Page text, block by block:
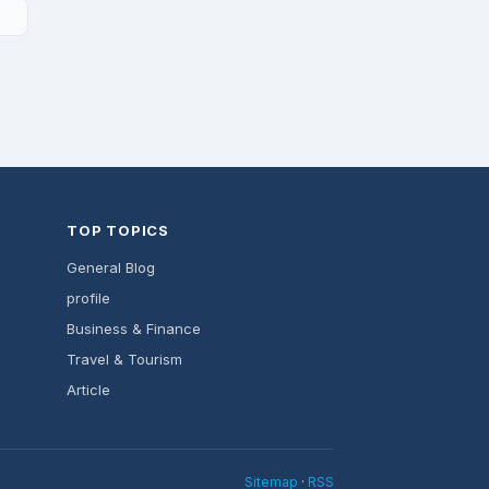
TOP TOPICS
General Blog
profile
Business & Finance
Travel & Tourism
Article
Sitemap · RSS